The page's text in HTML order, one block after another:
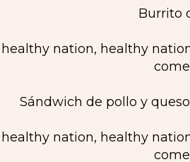
Burrito
Sándwich de pollo y